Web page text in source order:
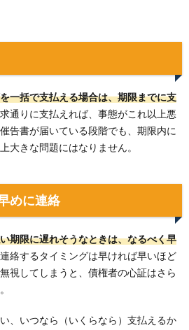
一括で支払える場合は、期限までに支
通りに支払えれば、事態がこれ以上悪
告書が届いている段階でも、期限内に
大きな問題にはなりません。
めに連絡
期限に遅れそうなときは、なるべく早
連絡するタイミングは早ければ早いほど
視してしまうと、債権者の心証はさら
、いつなら（いくらなら）支払えるか